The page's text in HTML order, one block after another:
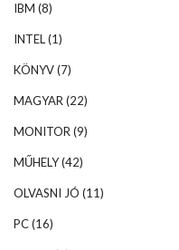
IBM (8)
INTEL(1)
KÖNYV(7)
MAGYAR(22)
MONITOR(9)
MŰHELY(42)
OLVASNI JÓ (11)
PC(16)